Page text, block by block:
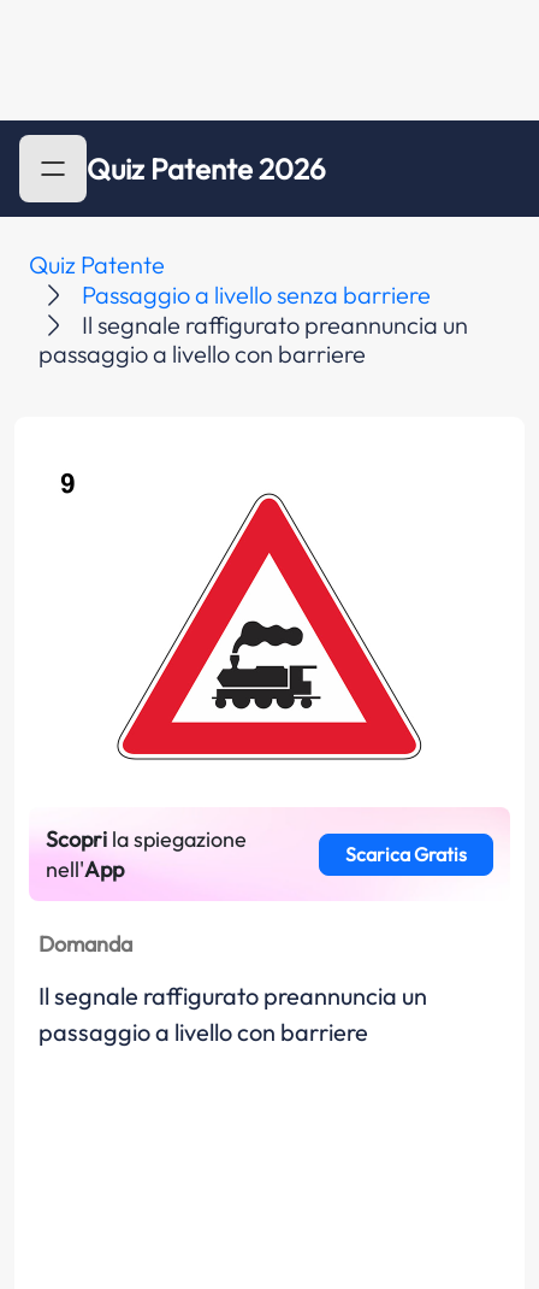
Quiz Patente 2026
Quiz Patente
Passaggio a livello senza barriere
Il segnale raffigurato preannuncia un
passaggio a livello con barriere
Scopri la spiegazione
nell'App
Scarica Gratis
Domanda
Il segnale raffigurato preannuncia un
passaggio a livello con barriere